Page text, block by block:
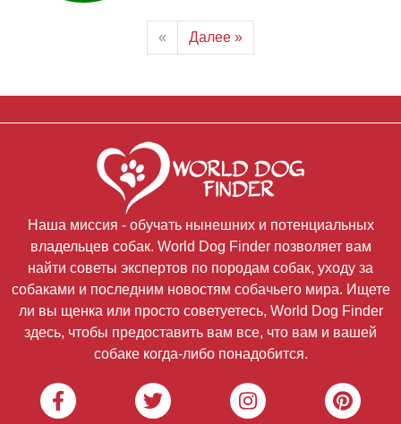
« Далее »
Наша миссия - обучать нынешних и потенциальных
владельцев собак. World Dog Finder позволяет вам
найти советы экспертов по породам собак, уходу за
собаками и последним новостям собачьего мира. Ищете
ли вы щенка или просто советуетесь, World Dog Finder
здесь, чтобы предоставить вам все, что вам и вашей
собаке когда-либо понадобится.